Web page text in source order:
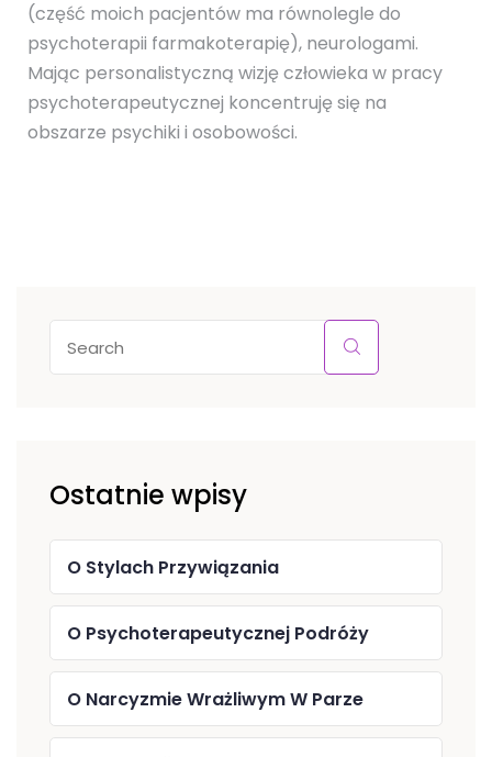
(część moich pacjentów ma równolegle do
psychoterapii farmakoterapię), neurologami.
Mając personalistyczną wizję człowieka w pracy
psychoterapeutycznej koncentruję się na
obszarze psychiki i osobowości.
Ostatnie wpisy
O Stylach Przywiązania
O Psychoterapeutycznej Podróży
O Narcyzmie Wrażliwym W Parze